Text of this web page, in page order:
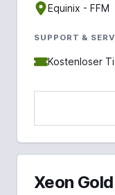
Equinix - FFM
SUPPORT &
Kostenloser
Xeon